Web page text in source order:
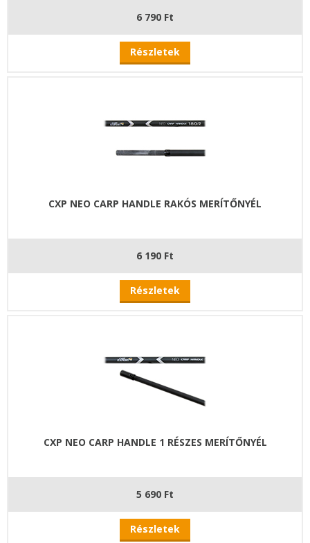
6 790 Ft
Részletek
CXP NEO CARP HANDLE RAKÓS MERÍTŐNYÉL
6 190 Ft
Részletek
CXP NEO CARP HANDLE 1 RÉSZES MERÍTŐNYÉL
5 690 Ft
Részletek